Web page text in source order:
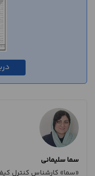
سما سلیمانی
«سما» کارشناس کنترل